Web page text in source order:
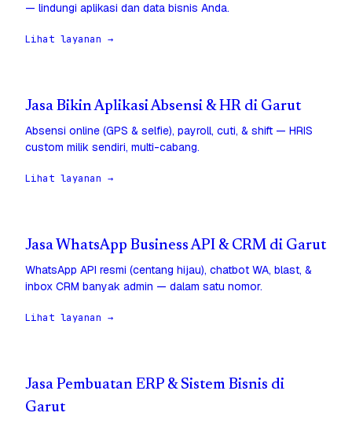
— lindungi aplikasi dan data bisnis Anda.
Lihat layanan →
Jasa Bikin Aplikasi Absensi & HR di Garut
Absensi online (GPS & selfie), payroll, cuti, & shift — HRIS
custom milik sendiri, multi-cabang.
Lihat layanan →
Jasa WhatsApp Business API & CRM di Garut
WhatsApp API resmi (centang hijau), chatbot WA, blast, &
inbox CRM banyak admin — dalam satu nomor.
Lihat layanan →
Jasa Pembuatan ERP & Sistem Bisnis di
Garut